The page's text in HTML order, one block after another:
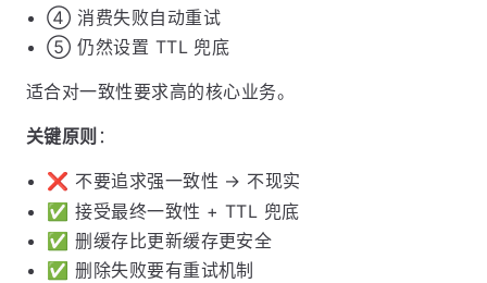
④ 消费失败自动重试
⑤ 仍然设置 TTL 兜底
适合对一致性要求高的核心业务。
关键原则 ：
❌ 不要追求强一致性 → 不现实
✅ 接受最终一致性 + TTL 兜底
✅ 删缓存比更新缓存更安全
✅ 删除失败要有重试机制